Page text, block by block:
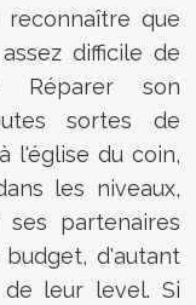
que
difficile de
Réparer son
sortes de
l'église du coin,
les niveaux,
partenaires
d'autant
leur level. Si